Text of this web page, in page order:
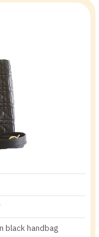
black handbag